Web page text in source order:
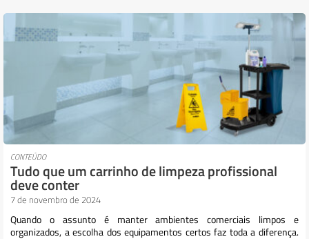
CONTEÚDO
Tudo que um carrinho de limpeza profissional
deve conter
7 de novembro de 2024
Quando o assunto é manter ambientes comerciais limpos e
organizados, a escolha dos equipamentos certos faz toda a diferença.